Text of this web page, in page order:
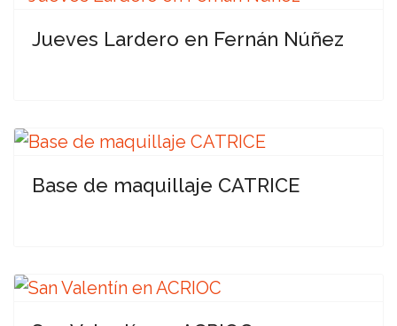
Jueves Lardero en Fernán Núñez
Base de maquillaje CATRICE